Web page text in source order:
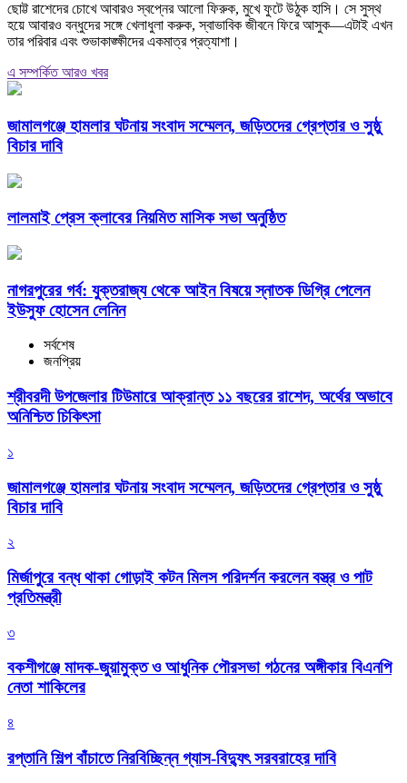
ছোট্ট রাশেদের চোখে আবারও স্বপ্নের আলো ফিরুক, মুখে ফুটে উঠুক হাসি। সে সুস্থ
হয়ে আবারও বন্ধুদের সঙ্গে খেলাধুলা করুক, স্বাভাবিক জীবনে ফিরে আসুক—এটাই এখন
তার পরিবার এবং শুভাকাঙ্ক্ষীদের একমাত্র প্রত্যাশা।
এ সম্পর্কিত আরও খবর
জামালগঞ্জে হামলার ঘটনায় সংবাদ সম্মেলন, জড়িতদের গ্রেপ্তার ও সুষ্ঠু
বিচার দাবি
লালমাই প্রেস ক্লাবের নিয়মিত মাসিক সভা অনুষ্ঠিত
নাগরপুরের গর্ব: যুক্তরাজ্য থেকে আইন বিষয়ে স্নাতক ডিগ্রি পেলেন
ইউসুফ হোসেন লেনিন
সর্বশেষ
জনপ্রিয়
শ্রীবরদী উপজেলার টিউমারে আক্রান্ত ১১ বছরের রাশেদ, অর্থের অভাবে
অনিশ্চিত চিকিৎসা
১
জামালগঞ্জে হামলার ঘটনায় সংবাদ সম্মেলন, জড়িতদের গ্রেপ্তার ও সুষ্ঠু
বিচার দাবি
২
মির্জাপুরে বন্ধ থাকা গোড়াই কটন মিলস পরিদর্শন করলেন বস্ত্র ও পাট
প্রতিমন্ত্রী
৩
বকশীগঞ্জে মাদক-জুয়ামুক্ত ও আধুনিক পৌরসভা গঠনের অঙ্গীকার বিএনপি
নেতা শাকিলের
৪
রপ্তানি শিল্প বাঁচাতে নিরবিচ্ছিন্ন গ্যাস-বিদ্যুৎ সরবরাহের দাবি